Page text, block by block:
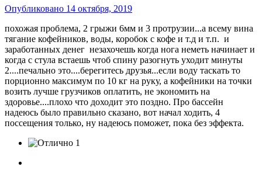
Опубликовано 14 октября, 2019
похожая проблема, 2 грыжи 6мм и 3 протрузии...а всему вина
тягание кофейников, воды, коробок с кофе и т.д и т.п. и
заработанных денег незахочешь когда нога неметь начинает и
когда с стула встаешь чтоб спину разогнуть уходит минуты
2....печально это....берегитесь друзья...если воду таскать то
порционно максимум по 10 кг на руку, а кофейники на точки
возить лучше грузчиков оплатить, не экономить на
здоровье....плохо что доходит это поздно. Про бассейн
надеюсь было правильно сказано, вот начал ходить, 4
поссещения только, ну надеюсь поможет, пока без эффекта.
1